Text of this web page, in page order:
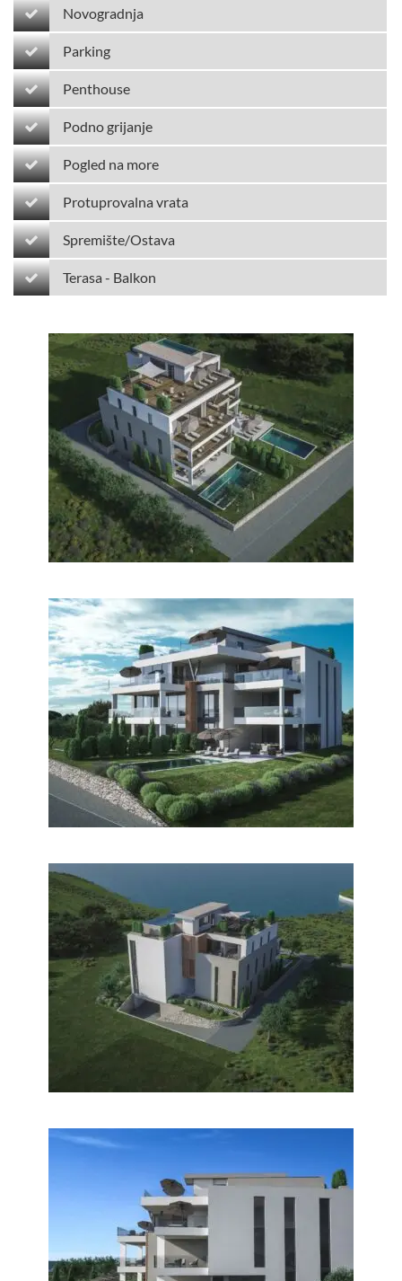
Novogradnja
Parking
Penthouse
Podno grijanje
Pogled na more
Protuprovalna vrata
Spremište/Ostava
Terasa - Balkon